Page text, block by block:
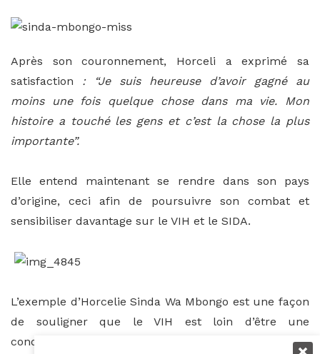
Après son couronnement, Horceli a exprimé sa
satisfaction : “Je suis heureuse d’avoir gagné au
moins une fois quelque chose dans ma vie. Mon
histoire a touché les gens et c’est la chose la plus
importante”.
Elle entend maintenant se rendre dans son pays
d’origine, ceci afin de poursuivre son combat et
sensibiliser davantage sur le VIH et le SIDA.
L’exemple d’Horcelie Sinda Wa Mbongo est une façon
de souligner que le VIH est loin d’être une
condamnation et ne doit en aucun cas être un frein